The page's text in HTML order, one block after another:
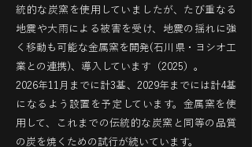
統的な炭窯を使用していましたが、たび重なる
地震や大雨による被害を受け、地震の揺れに強
く移動も可能な金属窯を開発(石川県・ヨシオ工
業との連携)、導入しています（2025）。
2026年11月までに計3基、2029年までには計4基
になるよう設置を予定しています。金属窯を使
用して、これまでの伝統的な炭窯と同等の品質
の炭を焼くための試行が続いています。